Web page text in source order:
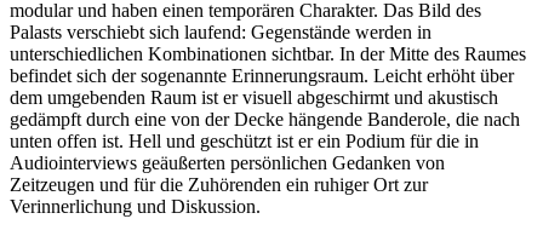
modular und haben einen temporären Charakter. Das Bild des
Palasts verschiebt sich laufend: Gegenstände werden in
unterschiedlichen Kombinationen sichtbar. In der Mitte des Raumes
befindet sich der sogenannte Erinnerungsraum. Leicht erhöht über
dem umgebenden Raum ist er visuell abgeschirmt und akustisch
gedämpft durch eine von der Decke hängende Banderole, die nach
unten offen ist. Hell und geschützt ist er ein Podium für die in
Audiointerviews geäußerten persönlichen Gedanken von
Zeitzeugen und für die Zuhörenden ein ruhiger Ort zur
Verinnerlichung und Diskussion.